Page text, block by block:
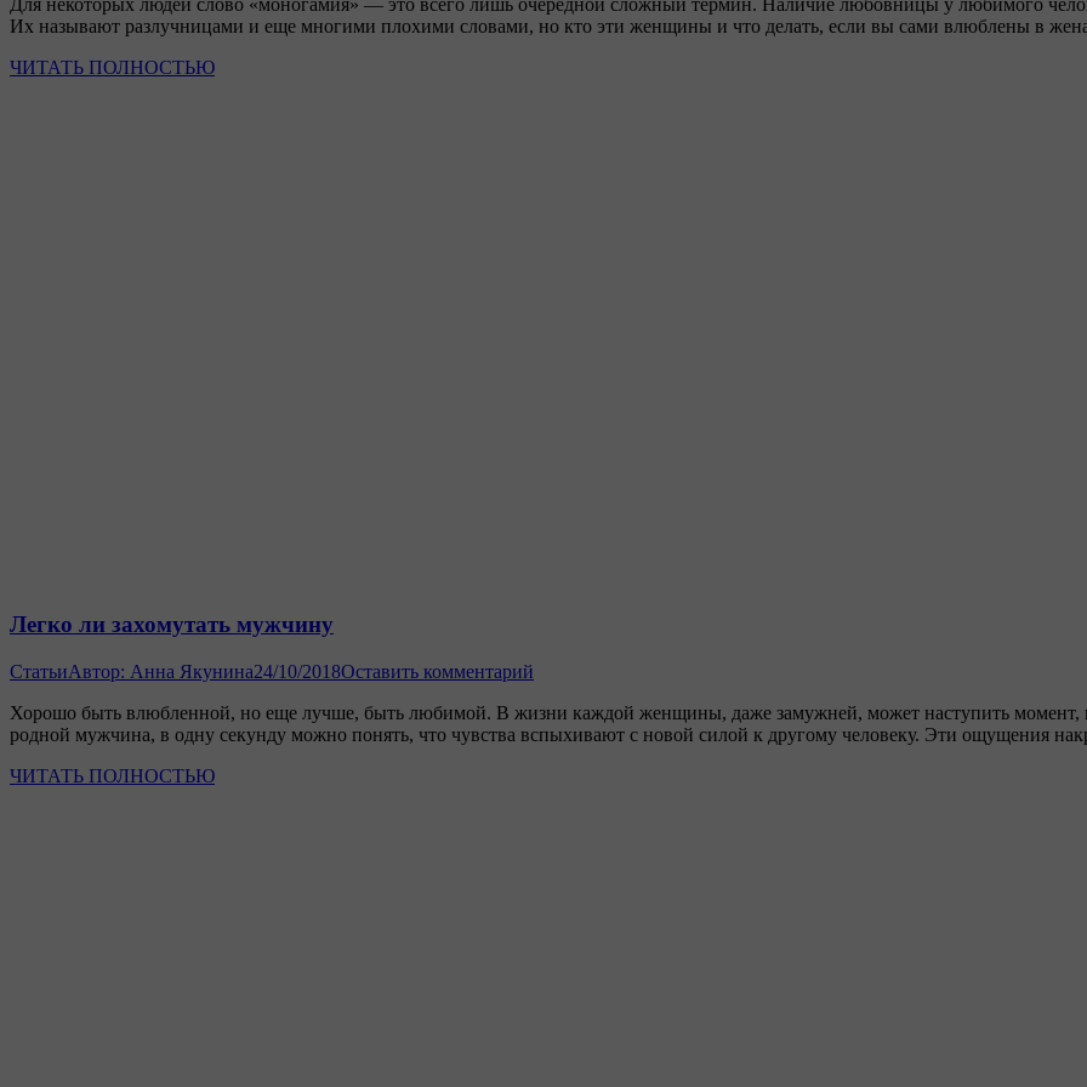
Для некоторых людей слово «моногамия» — это всего лишь очередной сложный термин. Наличие любовницы у любимого
Их называют разлучницами и еще многими плохими словами, но кто эти женщины и что делать, если вы сами влюблены в
ЧИТАТЬ ПОЛНОСТЬЮ
Легко ли захомутать мужчину
СтатьиАвтор: Анна Якунина24/10/2018Оставить комментарий
Хорошо быть влюбленной, но еще лучше, быть любимой. В жизни каждой женщины, даже замужней, может наступить момент,
родной мужчина, в одну секунду можно понять, что чувства вспыхивают с новой силой к другому человеку. Эти ощущения
ЧИТАТЬ ПОЛНОСТЬЮ